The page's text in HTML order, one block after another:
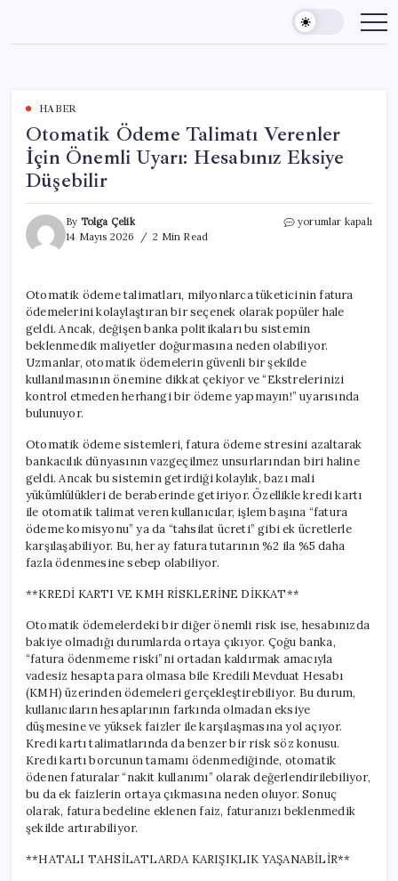
content
HABER
Otomatik Ödeme Talimatı Verenler
İçin Önemli Uyarı: Hesabınız Eksiye
Düşebilir
By Tolga Çelik
14 Mayıs 2026
2 Min Read
Otomatik
Önemli
Uyarı:
Hesabınız
Eksiye
Düşebilir
için
yorumlar kapalı
Otomatik ödeme talimatları, milyonlarca tüketicinin fatura
ödemelerini kolaylaştıran bir seçenek olarak popüler hale
geldi. Ancak, değişen banka politikaları bu sistemin
beklenmedik maliyetler doğurmasına neden olabiliyor.
Uzmanlar, otomatik ödemelerin güvenli bir şekilde
kullanılmasının önemine dikkat çekiyor ve “Ekstrelerinizi
kontrol etmeden herhangi bir ödeme yapmayın!” uyarısında
bulunuyor.
Otomatik ödeme sistemleri, fatura ödeme stresini azaltarak
bankacılık dünyasının vazgeçilmez unsurlarından biri haline
geldi. Ancak bu sistemin getirdiği kolaylık, bazı mali
yükümlülükleri de beraberinde getiriyor. Özellikle kredi kartı
ile otomatik talimat veren kullanıcılar, işlem başına “fatura
ödeme komisyonu” ya da “tahsilat ücreti” gibi ek ücretlerle
karşılaşabiliyor. Bu, her ay fatura tutarının %2 ila %5 daha
fazla ödenmesine sebep olabiliyor.
**KREDİ KARTI VE KMH RİSKLERİNE DİKKAT**
Otomatik ödemelerdeki bir diğer önemli risk ise, hesabınızda
bakiye olmadığı durumlarda ortaya çıkıyor. Çoğu banka,
“fatura ödenmeme riski”ni ortadan kaldırmak amacıyla
vadesiz hesapta para olmasa bile Kredili Mevduat Hesabı
(KMH) üzerinden ödemeleri gerçekleştirebiliyor. Bu durum,
kullanıcıların hesaplarının farkında olmadan eksiye
düşmesine ve yüksek faizler ile karşılaşmasına yol açıyor.
Kredi kartı talimatlarında da benzer bir risk söz konusu.
Kredi kartı borcunun tamamı ödenmediğinde, otomatik
ödenen faturalar “nakit kullanımı” olarak değerlendirilebiliyor,
bu da ek faizlerin ortaya çıkmasına neden oluyor. Sonuç
olarak, fatura bedeline eklenen faiz, faturanızı beklenmedik
şekilde artırabiliyor.
**HATALI TAHSİLATLARDA KARIŞIKLIK YAŞANABİLİR**